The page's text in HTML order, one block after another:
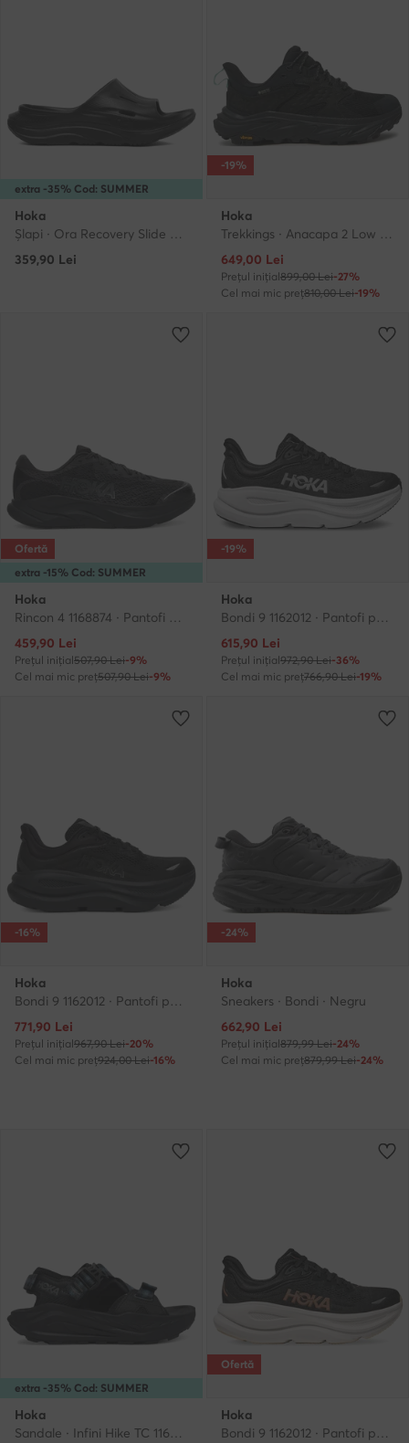
extra -35% Cod: SUMMER
Hoka
Şlapi · Ora Recovery Slide 3 1135061 · Negru
359,90 Lei
-19%
Hoka
Trekkings · Anacapa 2 Low GTX GORE-TEX 1142830 · Negru
Prețul actual
649,00 Lei
Prețul inițial899,00 Lei-27%
Cel mai mic preț810,00 Lei-19%
extra -15% Cod: SUMMER
Ofertă
Hoka
Rincon 4 1168874 · Pantofi pentru alergare
Prețul actual
459,90 Lei
Prețul inițial507,90 Lei-9%
Cel mai mic preț507,90 Lei-9%
-19%
Hoka
Bondi 9 1162012 · Pantofi pentru alergare
Prețul actual
615,90 Lei
Prețul inițial972,90 Lei-36%
Cel mai mic preț766,90 Lei-19%
-16%
Hoka
Bondi 9 1162012 · Pantofi pentru alergare
Prețul actual
771,90 Lei
Prețul inițial967,90 Lei-20%
Cel mai mic preț924,00 Lei-16%
-24%
Hoka
Sneakers · Bondi · Negru
Prețul actual
662,90 Lei
Prețul inițial879,99 Lei-24%
Cel mai mic preț879,99 Lei-24%
extra -35% Cod: SUMMER
Hoka
Sandale · Infini Hike TC 1162590 · Negru
Ofertă
Hoka
Bondi 9 1162012 · Pantofi pentru alergare